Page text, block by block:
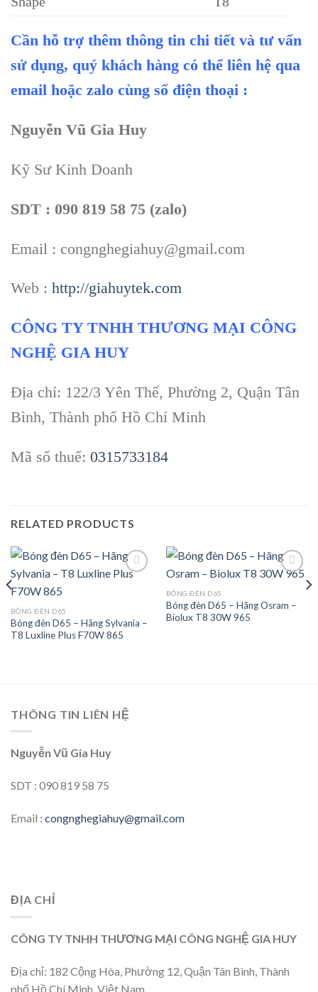
Cần hỗ trợ thêm thông tin chi tiết và tư vấn
sử dụng, quý khách hàng có thể liên hệ qua
email hoặc zalo cùng số điện thoại :
Nguyễn Vũ Gia Huy
Kỹ Sư Kinh Doanh
SDT : 090 819 58 75 (zalo)
Email : congnghegiahuy@gmail.com
Web : http://giahuytek.com
CÔNG TY TNHH THƯƠNG MẠI CÔNG
NGHỆ GIA HUY
Địa chỉ: 122/3 Yên Thế, Phường 2, Quận Tân
Bình, Thành phố Hồ Chí Minh
Mã số thuế: 0315733184
RELATED PRODUCTS
BÓNG ĐÈN D65
Bóng đèn D65 – Hãng Sylvania –
T8 Luxline Plus F70W 865
Add to
BÓNG ĐÈN D65
Bóng đèn D65 – Hãng Osram –
Biolux T8 30W 965
THÔNG TIN LIÊN HỆ
Nguyễn Vũ Gia Huy
SDT : 090 819 58 75
Email : congnghegiahuy@gmail.com
ĐỊA CHỈ
CÔNG TY TNHH THƯƠNG MẠI CÔNG NGHỆ GIA HUY
Địa chỉ: 182 Cộng Hòa, Phường 12, Quận Tân Bình, Thành
phố Hồ Chí Minh, Việt Nam